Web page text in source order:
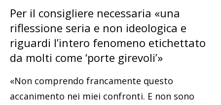
Per il consigliere necessaria «una
riflessione seria e non ideologica e
riguardi l’intero fenomeno etichettato
da molti come ‘porte girevoli’»
«Non comprendo francamente questo
accanimento nei miei confronti. E non sono